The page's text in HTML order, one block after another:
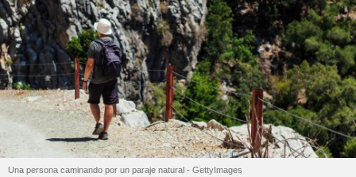
Una persona caminando por un paraje natural - GettyImages